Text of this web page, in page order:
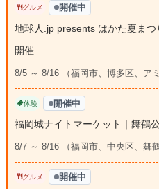
グルメ 開催中
地球人.jp presents はかた夏ま
開催
8/5 ～ 8/16 （福岡市、博多区、ア
体験 開催中
福岡城ナイトマーケット｜舞鶴
8/7 ～ 8/16 （福岡市、中央区、舞鶴
グルメ 開催中